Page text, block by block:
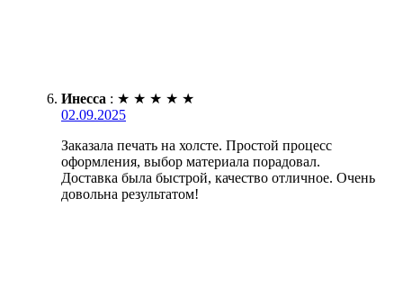
Инесса : ★ ★ ★ ★ ★
02.09.2025
Заказала печать на холсте. Простой процесс
оформления, выбор материала порадовал.
Доставка была быстрой, качество отличное. Очень
довольна результатом!